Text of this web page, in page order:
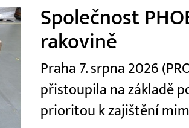
Společnost
rakovině
Praha 7. srpna 2026
přistoupila na základě
prioritou k zajištění